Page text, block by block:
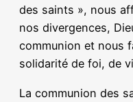
des saints », nous
nos divergences,
communion et nous
solidarité de foi, de
La communion des